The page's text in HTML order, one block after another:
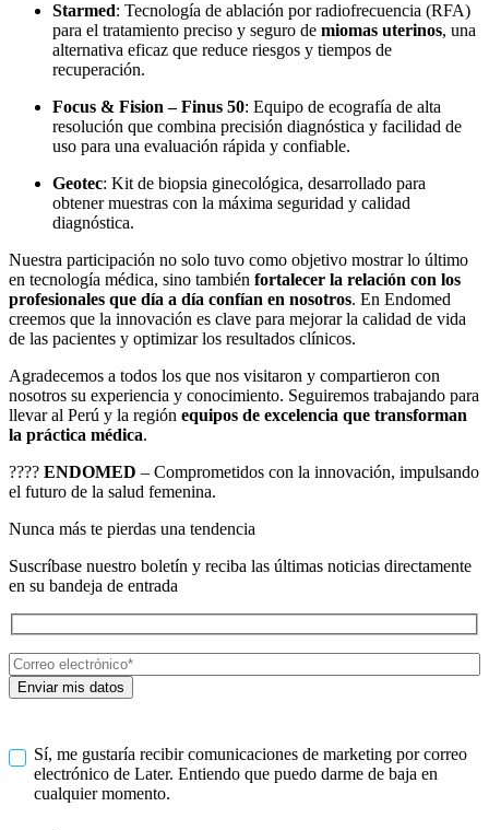
Starmed: Tecnología de ablación por radiofrecuencia (RFA)
para el tratamiento preciso y seguro de miomas uterinos, una
alternativa eficaz que reduce riesgos y tiempos de
recuperación.
Focus & Fision – Finus 50: Equipo de ecografía de alta
resolución que combina precisión diagnóstica y facilidad de
uso para una evaluación rápida y confiable.
Geotec: Kit de biopsia ginecológica, desarrollado para
obtener muestras con la máxima seguridad y calidad
diagnóstica.
Nuestra participación no solo tuvo como objetivo mostrar lo último
en tecnología médica, sino también fortalecer la relación con los
profesionales que día a día confían en nosotros. En Endomed
creemos que la innovación es clave para mejorar la calidad de vida
de las pacientes y optimizar los resultados clínicos.
Agradecemos a todos los que nos visitaron y compartieron con
nosotros su experiencia y conocimiento. Seguiremos trabajando para
llevar al Perú y la región equipos de excelencia que transforman
la práctica médica.
???? ENDOMED – Comprometidos con la innovación, impulsando
el futuro de la salud femenina.
Nunca más te pierdas una tendencia
Suscríbase nuestro boletín y reciba las últimas noticias directamente
en su bandeja de entrada
Sí, me gustaría recibir comunicaciones de marketing por correo
electrónico de Later. Entiendo que puedo darme de baja en
cualquier momento.